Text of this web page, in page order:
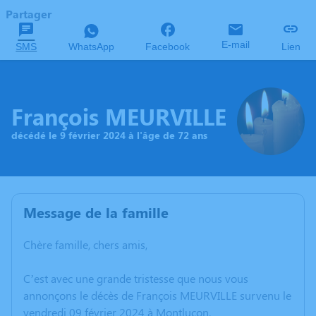
Partager
SMS WhatsApp Facebook E-mail Lien
François MEURVILLE
décédé le 9 février 2024 à l'âge de 72 ans
Message de la famille
Chère famille, chers amis,
C’est avec une grande tristesse que nous vous
annonçons le décès de François MEURVILLE survenu le
vendredi 09 février 2024 à Montluçon.